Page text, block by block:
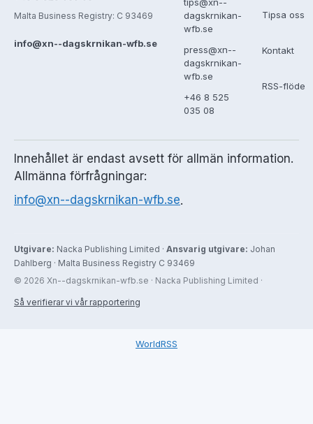
Malta Business Registry: C 93469
info@xn--dagskrnikan-wfb.se
dagskrnikan-
wfb.se
press@xn--
dagskrnikan-
wfb.se
+46 8 525
035 08
Tipsa oss
Kontakt
RSS-flöde
Innehållet är endast avsett för allmän information.
Allmänna förfrågningar:
info@xn--dagskrnikan-wfb.se.
Utgivare: Nacka Publishing Limited · Ansvarig utgivare: Johan
Dahlberg · Malta Business Registry C 93469
© 2026 Xn--dagskrnikan-wfb.se · Nacka Publishing Limited ·
Så verifierar vi vår rapportering
WorldRSS